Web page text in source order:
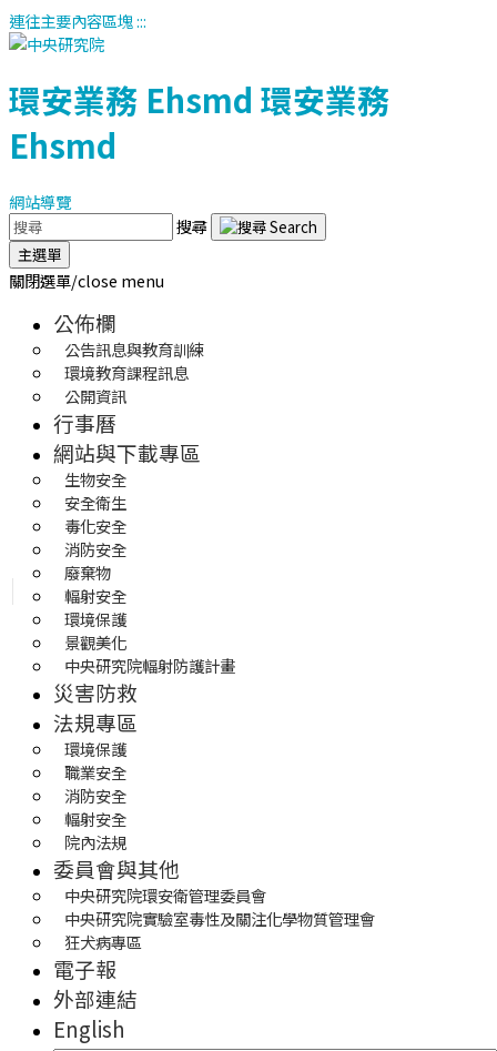
連往主要內容區塊:::
環安業務 Ehsmd 環安業務
Ehsmd
網站導覽
搜尋
主選單
關閉選單/close menu
公佈欄
公告訊息與教育訓練
環境教育課程訊息
公開資訊
行事曆
網站與下載專區
生物安全
安全衛生
毒化安全
消防安全
廢棄物
輻射安全
環境保護
景觀美化
中央研究院輻射防護計畫
災害防救
法規專區
環境保護
職業安全
消防安全
輻射安全
院內法規
委員會與其他
中央研究院環安衛管理委員會
中央研究院實驗室毒性及關注化學物質管理會
狂犬病專區
電子報
外部連結
English